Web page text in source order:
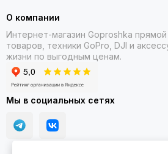
О компании
Интернет-магазин Goproshka
товаров, техники GoPro, DJI и
жизни по выгодным ценам.
Мы в социальных сетях